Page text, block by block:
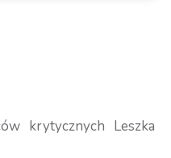
krytycznych Leszka